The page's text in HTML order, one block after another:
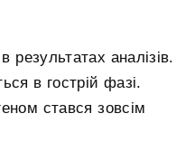
аналізів.
в гострій фазі.
стався зовсім